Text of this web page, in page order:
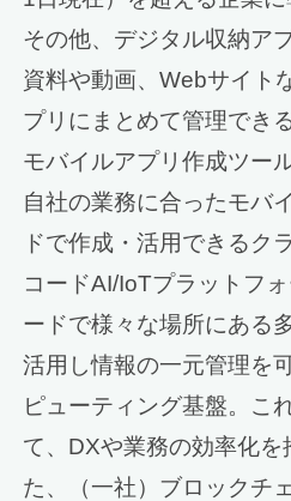
その他、デジタル収納ア
資料や動画、Webサイト
プリにまとめて管理でき
モバイルアプリ作成ツー
自社の業務に合ったモバ
ドで作成・活用できるク
コードAI/IoTプラットフ
ードで様々な場所にある
活用し情報の一元管理を
ピューティング基盤。こ
て、DXや業務の効率化を
た、（一社）ブロックチ